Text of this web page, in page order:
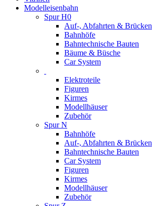
Modelleisenbahn
Spur H0
Auf-, Abfahrten & Brücken
Bahnhöfe
Bahntechnische Bauten
Bäume & Büsche
Car System
Elektroteile
Figuren
Kirmes
Modellhäuser
Zubehör
Spur N
Bahnhöfe
Auf-, Abfahrten & Brücken
Bahntechnische Bauten
Car System
Figuren
Kirmes
Modellhäuser
Zubehör